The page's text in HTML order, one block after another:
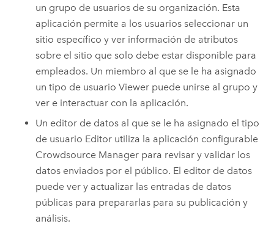
un grupo de usuarios de su organización. Esta
aplicación permite a los usuarios seleccionar un
sitio específico y ver información de atributos
sobre el sitio que solo debe estar disponible para
empleados. Un miembro al que se le ha asignado
un tipo de usuarioViewer puede unirse al grupo y
ver e interactuar con la aplicación.
Un editor de datos al que se le ha asignado el tipo
de usuario Editor utiliza la aplicación configurable
Crowdsource Manager para revisar y validar los
datos enviados por el público. El editor de datos
puede ver y actualizar las entradas de datos
públicas para prepararlas para su publicación y
análisis.